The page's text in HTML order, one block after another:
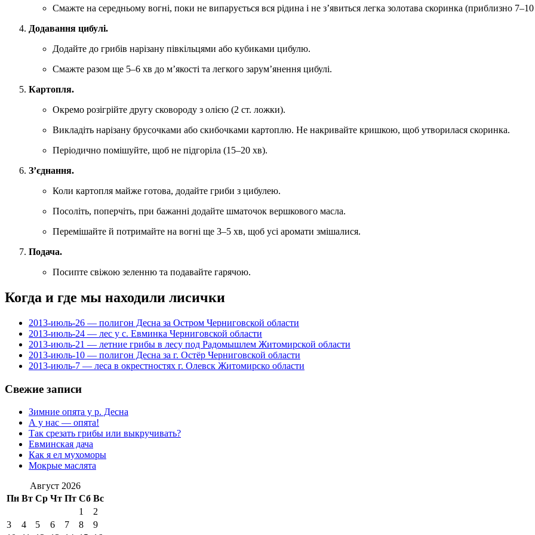
Смажте на середньому вогні, поки не випарується вся рідина і не з’явиться легка золотава скоринка (приблизно
Додавання цибулі.
Додайте до грибів нарізану півкільцями або кубиками цибулю.
Смажте разом ще 5–6 хв до м’якості та легкого зарум’янення цибулі.
Картопля.
Окремо розігрійте другу сковороду з олією (2 ст. ложки).
Викладіть нарізану брусочками або скибочками картоплю. Не накривайте кришкою, щоб утворилася скоринка.
Періодично помішуйте, щоб не підгоріла (15–20 хв).
З’єднання.
Коли картопля майже готова, додайте гриби з цибулею.
Посоліть, поперчіть, при бажанні додайте шматочок вершкового масла.
Перемішайте й потримайте на вогні ще 3–5 хв, щоб усі аромати змішалися.
Подача.
Посипте свіжою зеленню та подавайте гарячою.
Когда и где мы находили лисички
2013-июль-26 — полигон Десна за Остром Черниговской области
2013-июль-24 — лес у с. Евминка Черниговской области
2013-июль-21 — летние грибы в лесу под Радомышлем Житомирской области
2013-июль-10 — полигон Десна за г. Остёр Черниговской области
2013-июль-7 — леса в окрестностях г. Олевск Житомирско области
Свежие записи
Зимние опята у р. Десна
А у нас — опята!
Так срезать грибы или выкручивать?
Евминская дача
Как я ел мухоморы
Мокрые маслята
Август 2026
Пн Вт Ср Чт Пт Сб Вс
1
2
3
4 5 6 7 8
9